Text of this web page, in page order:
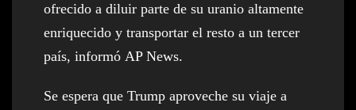
ofrecido a diluir parte de su uranio altamente
enriquecido y transportar el resto a un tercer
país, informó AP News.
Se espera que Trump aproveche su viaje a